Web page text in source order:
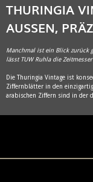
THURINGIA
AUSSEN,
Manchmal ist ein Blick zurück
lässt TUW Ruhla die
Die Thuringia Vintage ist
Ziffernblätter in den
arabischen Ziffern sind in der